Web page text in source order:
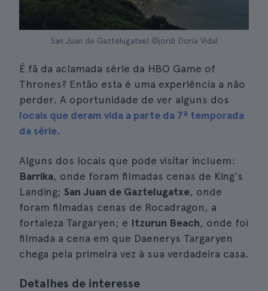
San Juan de Gaztelugatxe| ©jordi Doria Vidal
É fã da aclamada série da HBO Game of
Thrones? Então esta é uma experiência a não
perder. A oportunidade de ver alguns dos
locais que deram vida a parte da 7ª temporada
da série.
Alguns dos locais que pode visitar incluem:
Barrika, onde foram filmadas cenas de King's
Landing; San Juan de Gaztelugatxe, onde
foram filmadas cenas de Rocadragon, a
fortaleza Targaryen; e Itzurun Beach, onde foi
filmada a cena em que Daenerys Targaryen
chega pela primeira vez à sua verdadeira casa.
Detalhes de interesse